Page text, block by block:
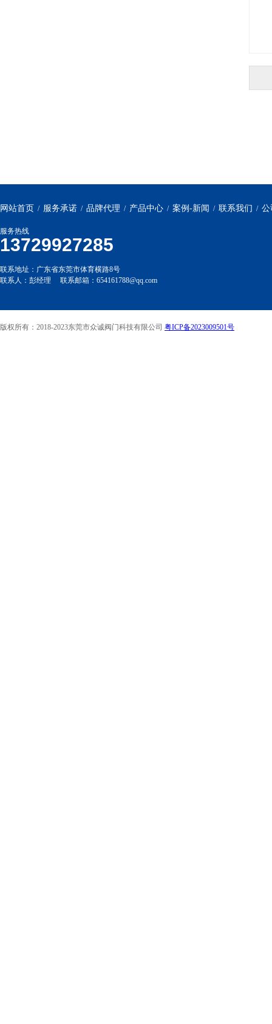
网站首页 / 服务承诺 / 品牌代理 / 产品中心 / 案例-新闻 / 联系我们 / 公
服务热线
13729927285
联系地址：广东省东莞市体育横路8号
联系人：彭经理 联系邮箱：654161788@qq.com
版权所有：2018-2023东莞市众诚阀门科技有限公司 粤ICP备2023009501号